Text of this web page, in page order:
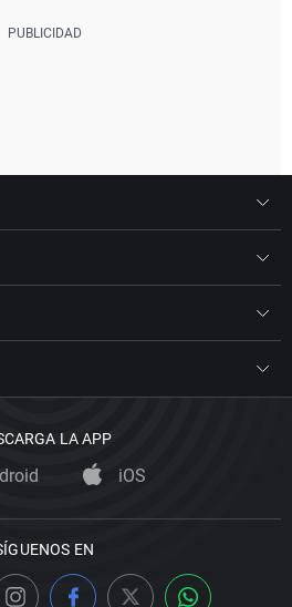
LA APP
iOS
EN